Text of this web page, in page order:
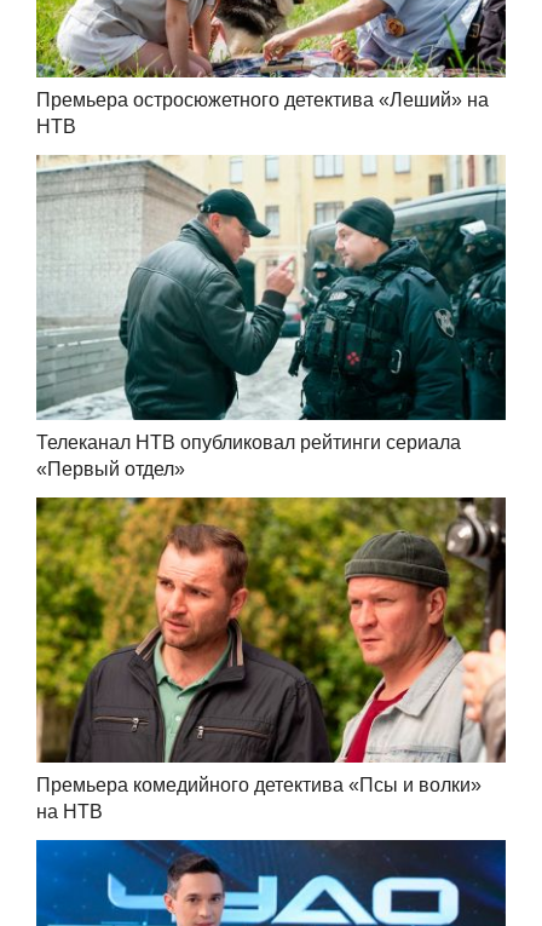
Премьера остросюжетного детектива «Леший» на
НТВ
Телеканал НТВ опубликовал рейтинги сериала
«Первый отдел»
Премьера комедийного детектива «Псы и волки»
на НТВ